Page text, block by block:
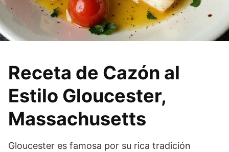
Receta de Cazón al
Estilo Gloucester,
Massachusetts
Gloucester es famosa por su rica tradición